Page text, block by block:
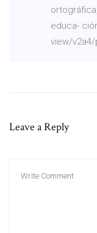
educa-
view/v2a4/
Leave a Reply